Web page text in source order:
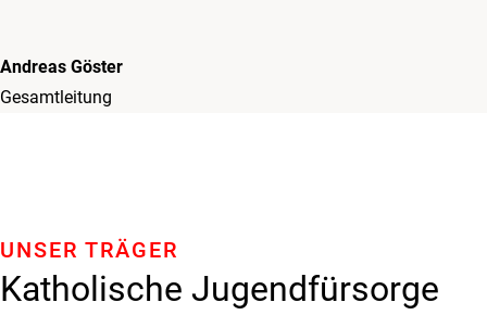
Andreas Göster
Gesamtleitung
Katholische Jugendfürsorge
UNSER TRÄGER